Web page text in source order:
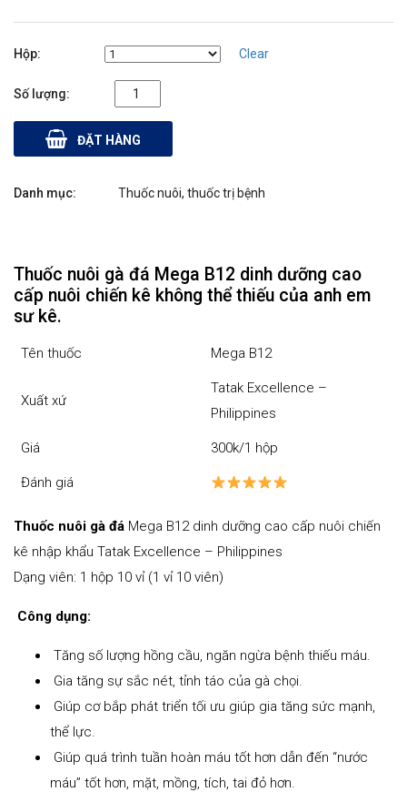
Hộp Clear
Mega B12 -
Hộp 100 Viên
Nuôi Chiến
Nhập Khẩu
Tatak
ĐẶT HÀNG
Danh mục: Thuốc nuôi, thuốc trị bệnh​
Thuốc nuôi gà đá Mega B12 dinh dưỡng cao
cấp nuôi chiến kê không thể thiếu của anh em
sư kê.
Tên thuốc Mega B12
Xuất xứ
Tatak Excellence –
Philippines
Giá 300k/1 hộp
Đánh giá
Thuốc nuôi gà đá Mega B12 dinh dưỡng cao cấp nuôi chiến
kê nhập khẩu Tatak Excellence – Philippines
Dạng viên: 1 hộp 10 vỉ (1 vỉ 10 viên)
Công dụng:
Tăng số lượng hồng cầu, ngăn ngừa bệnh thiếu máu.
Gia tăng sự sắc nét, tỉnh táo của gà chọi.
Giúp cơ bắp phát triển tối ưu giúp gia tăng sức mạnh,
thể lực.
Giúp quá trình tuần hoàn máu tốt hơn dẫn đến “nước
máu” tốt hơn, mặt, mồng, tích, tai đỏ hơn.